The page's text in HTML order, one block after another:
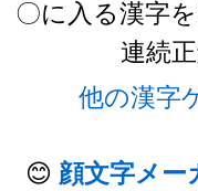
〇に入る漢字
連続
他の漢字
😊 顔文字メー